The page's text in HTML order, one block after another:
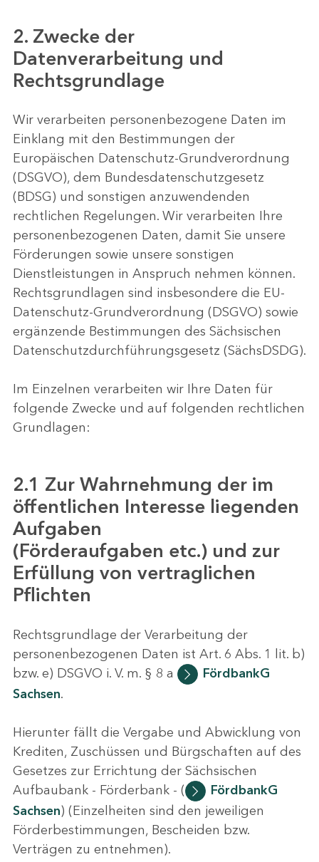
2. Zwecke der
Datenverarbeitung und
Rechtsgrundlage
Wir verarbeiten personenbezogene Daten im
Einklang mit den Bestimmungen der
Europäischen Datenschutz-Grundverordnung
(DSGVO), dem Bundesdatenschutzgesetz
(BDSG) und sonstigen anzuwendenden
rechtlichen Regelungen. Wir verarbeiten Ihre
personenbezogenen Daten, damit Sie unsere
Förderungen sowie unsere sonstigen
Dienstleistungen in Anspruch nehmen können.
Rechtsgrundlagen sind insbesondere die EU-
Datenschutz-Grundverordnung (DSGVO) sowie
ergänzende Bestimmungen des Sächsischen
Datenschutzdurchführungsgesetz (SächsDSDG).
Im Einzelnen verarbeiten wir Ihre Daten für
folgende Zwecke und auf folgenden rechtlichen
Grundlagen:
2.1 Zur Wahrnehmung der im
öffentlichen Interesse liegenden
Aufgaben
(Förderaufgaben etc.) und zur
Erfüllung von vertraglichen
Pflichten
Rechtsgrundlage der Verarbeitung der
personenbezogenen Daten ist Art. 6 Abs. 1 lit. b)
bzw. e) DSGVO i. V. m. § 8 a
FördbankG
Sachsen.
Hierunter fällt die Vergabe und Abwicklung von
Krediten, Zuschüssen und Bürgschaften auf des
Gesetzes zur Errichtung der Sächsischen
Aufbaubank - Förderbank - (
FördbankG
Sachsen) (Einzelheiten sind den jeweiligen
Förderbestimmungen, Bescheiden bzw.
Verträgen zu entnehmen).